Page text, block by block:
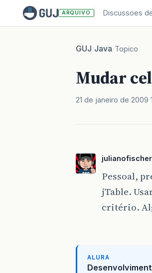
ARQUIVO Discussoes
GUJ/Java/Topico
Mudar
21 de janeiro de 2009
julianofischer
Pessoal,
jTable.
critério.
ALURA